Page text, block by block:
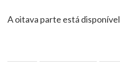
A oitava parte está disponível